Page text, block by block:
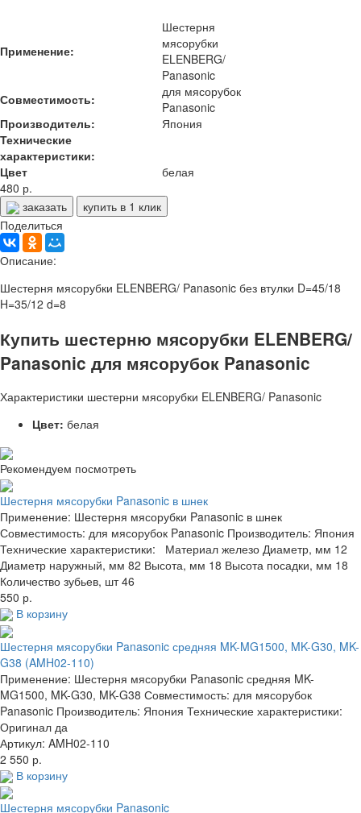
Применение:
Шестерня
мясорубки
ELENBERG/
Panasonic
Совместимость:
для мясорубок
Panasonic
Производитель:
Япония
Технические
характеристики:
Цвет
белая
480 р.
заказать
купить в 1 клик
Поделиться
Описание:
Шестерня мясорубки ELENBERG/ Panasonic без втулки D=45/18
H=35/12 d=8
Купить шестерню мясорубки ELENBERG/
Panasonic для мясорубок Panasonic
Характеристики шестерни мясорубки ELENBERG/ Panasonic
Цвет: белая
Рекомендуем посмотреть
Шестерня мясорубки Panasonic в шнек
Применение: Шестерня мясорубки Panasonic в шнек
Совместимость: для мясорубок Panasonic Производитель: Япония
Технические характеристики: Материал железо Диаметр, мм 12
Диаметр наружный, мм 82 Высота, мм 18 Высота посадки, мм 18
Количество зубьев, шт 46
550 р.
В корзину
Шестерня мясорубки Panasonic средняя MK-MG1500, MK-G30, MK-
G38 (AMH02-110)
Применение: Шестерня мясорубки Panasonic средняя MK-
MG1500, MK-G30, MK-G38 Совместимость: для мясорубок
Panasonic Производитель: Япония Технические характеристики:
Оригинал да
Артикул: AMH02-110
2 550 р.
В корзину
Шестерня мясорубки Panasonic